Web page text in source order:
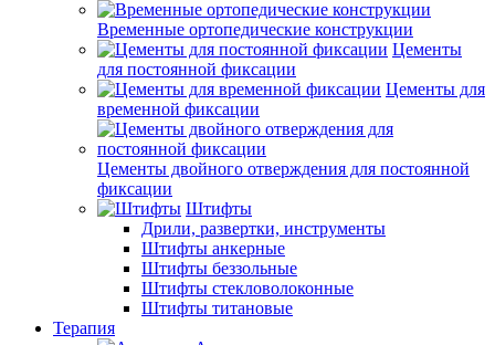
Временные ортопедические конструкции
Цементы
для постоянной фиксации
Цементы для
временной фиксации
Цементы двойного отверждения для постоянной
фиксации
Штифты
Дрили, развертки, инструменты
Штифты анкерные
Штифты беззольные
Штифты стекловолоконные
Штифты титановые
Терапия